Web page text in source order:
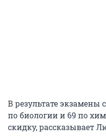
В результате экзамены
по биологии и 69 по
скидку, рассказывает